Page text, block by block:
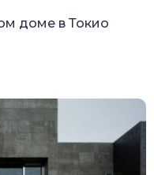
доме в Токио